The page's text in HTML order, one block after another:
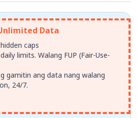
Data
caps
limits. Walang FUP (Fair-Use-
gamitin ang data nang walang
24/7.